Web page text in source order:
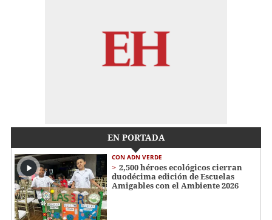
EN PORTADA
CON ADN VERDE
2,500 héroes ecológicos cierran
duodécima edición de Escuelas
Amigables con el Ambiente 2026